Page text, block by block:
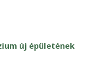
új épületének